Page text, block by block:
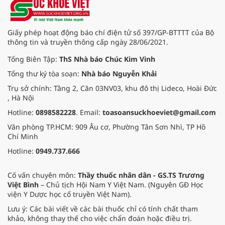
Giấy phép hoạt động báo chí điện tử số 397/GP-BTTTT của Bộ
thông tin và truyền thông cấp ngày 28/06/2021.
Tổng Biên Tập: ThS Nhà báo Chúc Kim Vinh
Tổng thư ký tòa soạn: Nhà báo Nguyễn Khải
Trụ sở chính: Tầng 2, Căn 03NV03, khu đô thị Lideco, Hoài Đức
, Hà Nội
Hotline: 0898582228. Email: toasoansuckhoeviet@gmail.com
Văn phòng TP.HCM: 909 Âu cơ, Phường Tân Sơn Nhì, TP Hồ
Chí Minh
Hotline: 0949.737.666
Cố vấn chuyên môn: Thầy thuốc nhân dân - GS.TS Trương
Việt Bình – Chủ tịch Hội Nam Y Việt Nam. (Nguyên GĐ Học
viện Y Dược học cổ truyền Việt Nam).
Lưu ý: Các bài viết về các bài thuốc chỉ có tính chất tham
khảo, không thay thế cho việc chẩn đoán hoặc điều trị.